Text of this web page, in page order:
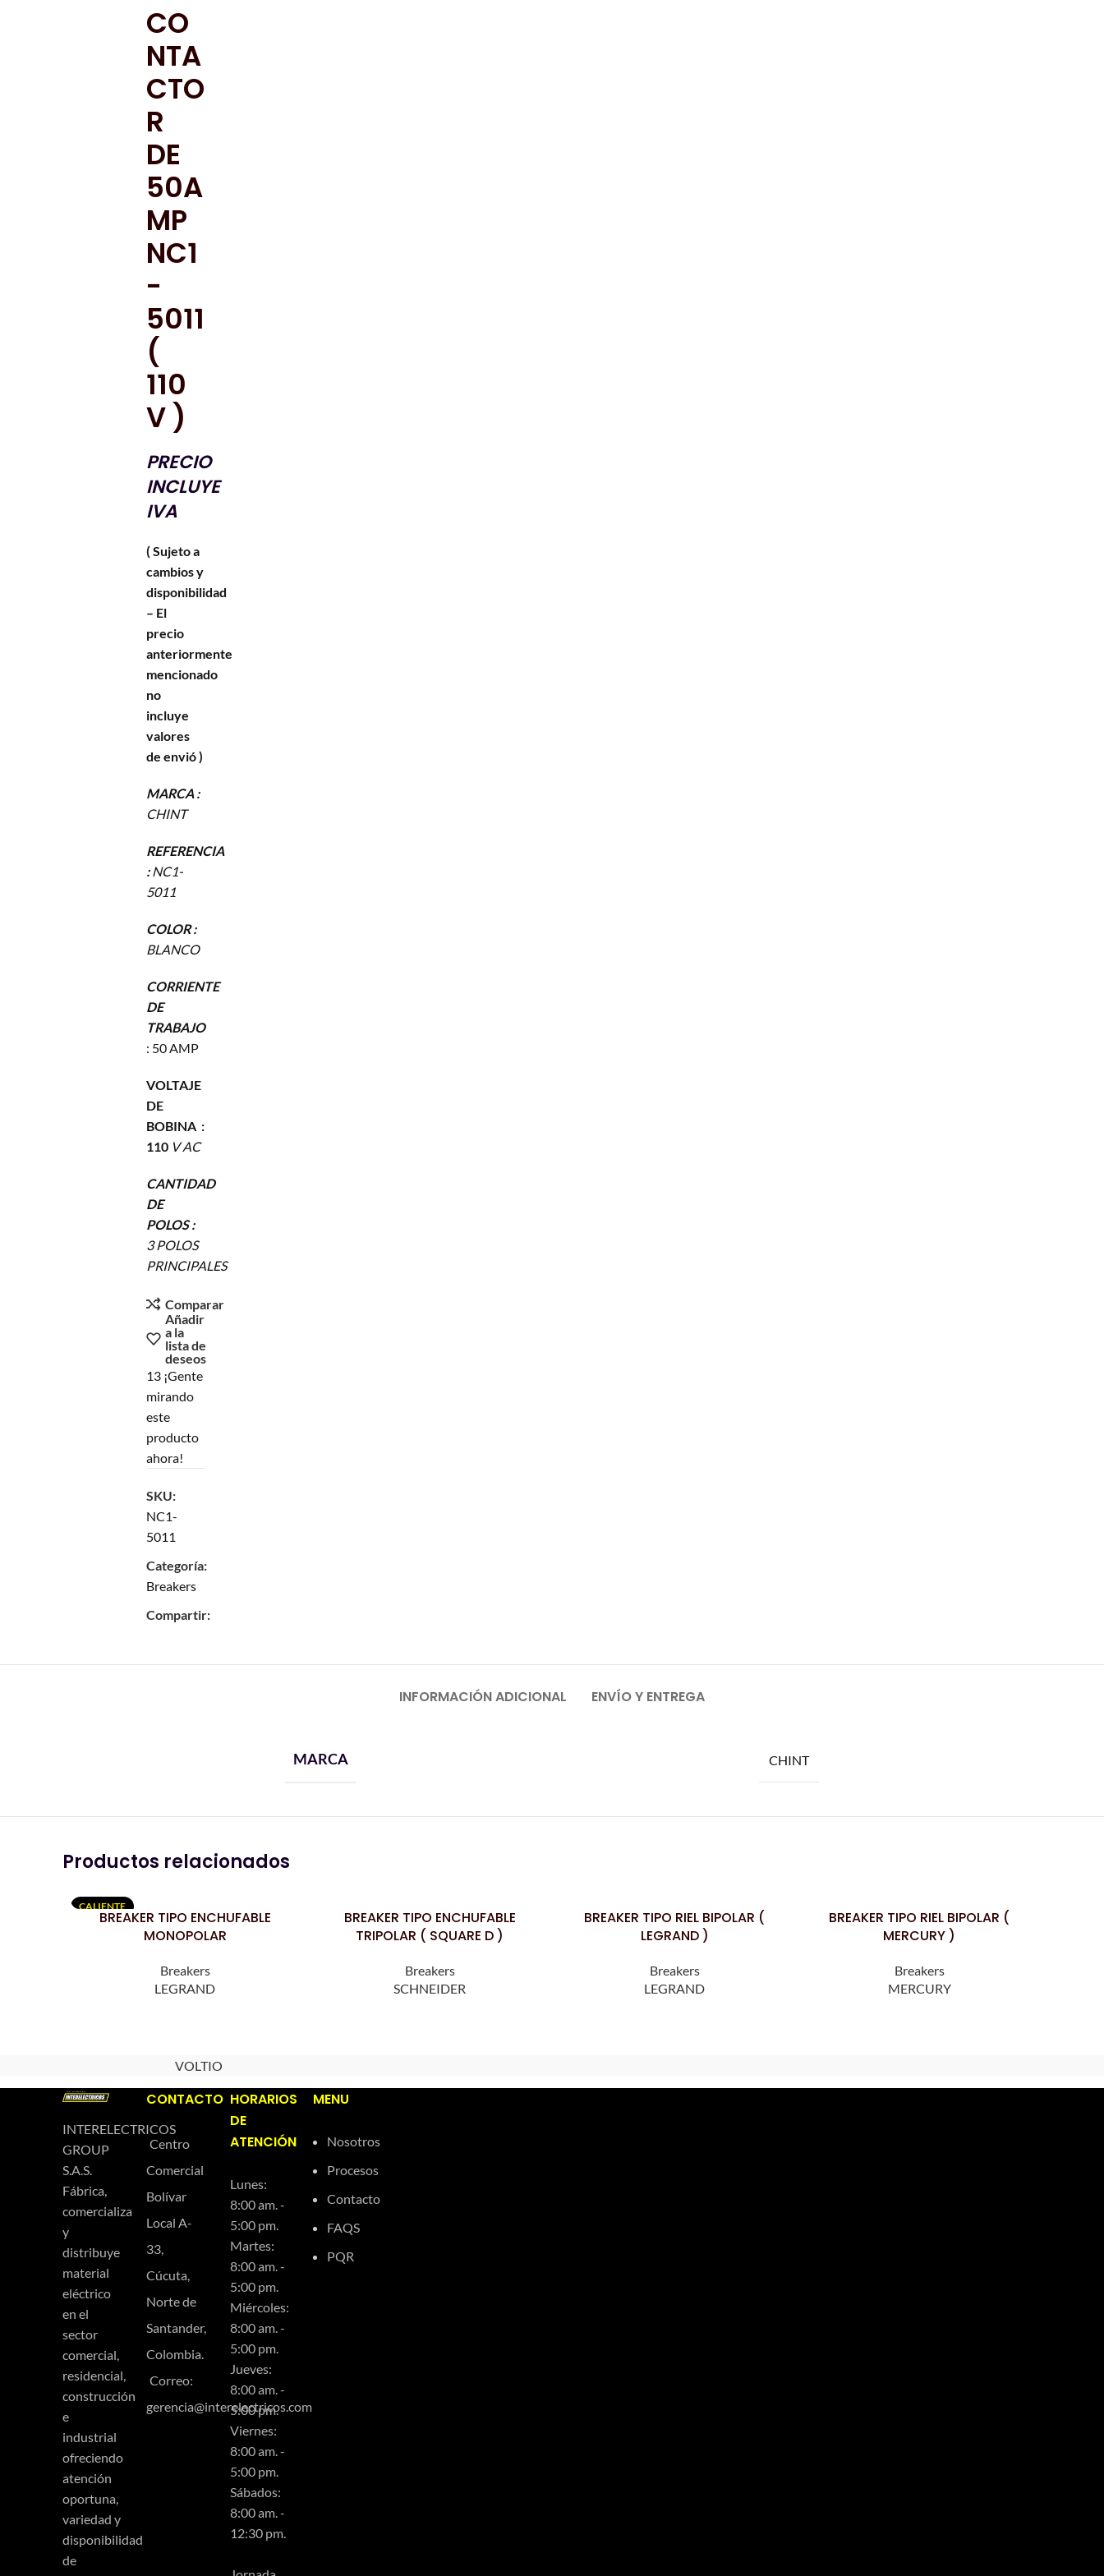
CO
NTA
CTO
R
DE
50A
MP
NC1
-
5011
(
110
V )
PRECIO
INCLUYE
IVA
( Sujeto a
cambios y
disponibilidad
– El
precio
anteriormente
mencionado
no
incluye
valores
de envió )
MARCA :
CHINT
REFERENCIA
:NC1-
5011
COLOR :
BLANCO
CORRIENTE
DE
TRABAJO
: 50 AMP
VOLTAJE
DE
BOBINA:
110 V AC
CANTIDAD
DE
POLOS :
3 POLOS
PRINCIPALES
Comparar
Añadir
a la
lista de
deseos
13 ¡Gente
mirando
este
producto
ahora!
SKU:
NC1-
5011
Categoría:
Breakers
Compartir:
INFORMACIÓN ADICIONAL ENVÍO Y ENTREGA
MARCA CHINT
Productos relacionados
CALIENTE
LEER MÁSBREAKER TIPO ENCHUFABLE
MONOPOLAR
Breakers
LEGRAND
LEER MÁSBREAKER TIPO ENCHUFABLE
TRIPOLAR ( SQUARE D )
Breakers
SCHNEIDER
LEER MÁS
BREAKER TIPO RIEL BIPOLAR (
LEGRAND )
Breakers
LEGRAND
LEER MÁS
BREAKER TIPO RIEL BIPOLAR (
MERCURY )
Breakers
MERCURY
VOLTIO
INTERELECTRICOS
GROUP
S.A.S.
Fábrica,
comercializa
y
distribuye
material
eléctrico
en el
sector
comercial,
residencial,
construcción
e
industrial
ofreciendo
atención
oportuna,
variedad y
disponibilidad
de
CONTACTO
Centro
Comercial
Bolívar
Local A-
33,
Cúcuta,
Norte de
Santander,
Colombia.
Correo:
gerencia@interelectricos.com
HORARIOS
DE
ATENCIÓN
Lunes:
8:00 am. -
5:00 pm.
Martes:
8:00 am. -
5:00 pm.
Miércoles:
8:00 am. -
5:00 pm.
Jueves:
8:00 am. -
5:00 pm.
Viernes:
8:00 am. -
5:00 pm.
Sábados:
8:00 am. -
12:30 pm.
MENU
Nosotros
Procesos
Contacto
FAQS
PQR